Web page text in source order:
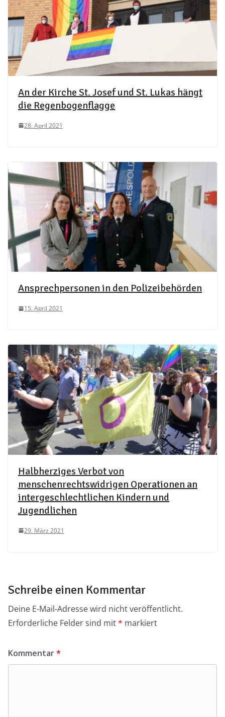
An der Kirche St. Josef und St. Lukas hängt
die Regenbogenflagge
28. April 2021
Ansprechpersonen in den Polizeibehörden
15. April 2021
Halbherziges Verbot von
menschenrechtswidrigen Operationen an
intergeschlechtlichen Kindern und
Jugendlichen
29. März 2021
Schreibe einen Kommentar
Deine E-Mail-Adresse wird nicht veröffentlicht.
Erforderliche Felder sind mit* markiert
Kommentar*